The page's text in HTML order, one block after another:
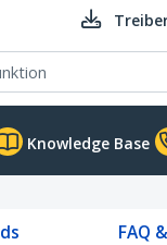
Knowledge Base
FAQ